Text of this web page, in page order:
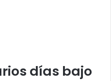
días bajo